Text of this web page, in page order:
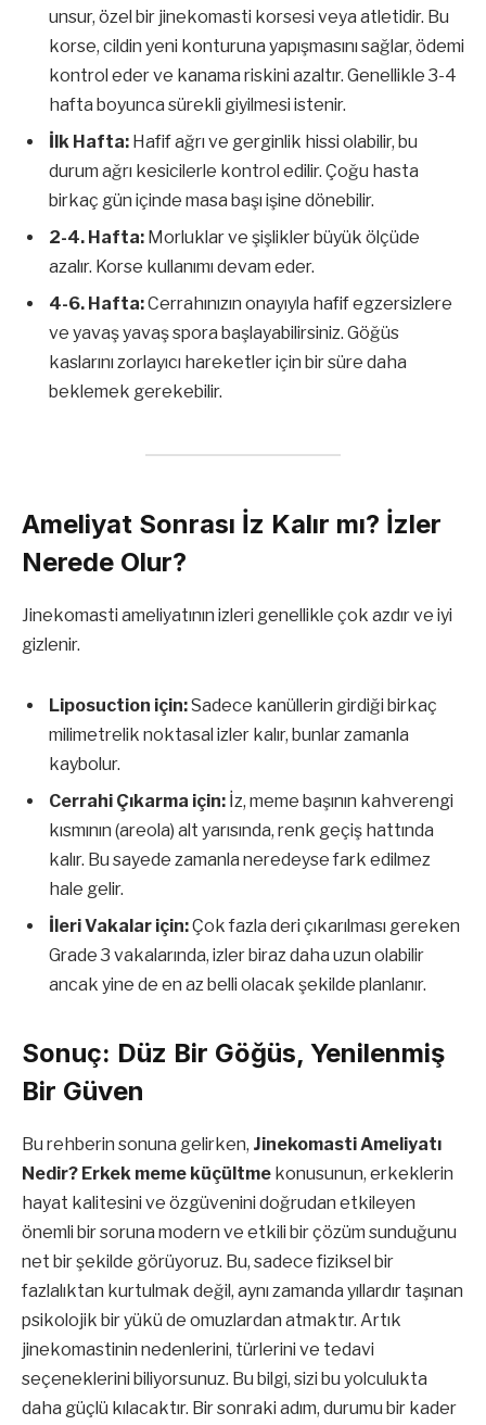
unsur, özel bir jinekomasti korsesi veya atletidir. Bu
korse, cildin yeni konturuna yapışmasını sağlar, ödemi
kontrol eder ve kanama riskini azaltır. Genellikle 3-4
hafta boyunca sürekli giyilmesi istenir.
İlk Hafta: Hafif ağrı ve gerginlik hissi olabilir, bu
durum ağrı kesicilerle kontrol edilir. Çoğu hasta
birkaç gün içinde masa başı işine dönebilir.
2-4. Hafta: Morluklar ve şişlikler büyük ölçüde
azalır. Korse kullanımı devam eder.
4-6. Hafta:Cerrahınızın onayıyla hafif egzersizlere
ve yavaş yavaş spora başlayabilirsiniz. Göğüs
kaslarını zorlayıcı hareketler için bir süre daha
beklemek gerekebilir.
Ameliyat Sonrası İz Kalır mı? İzler
Nerede Olur?
Jinekomasti ameliyatının izleri genellikle çok azdır ve iyi
gizlenir.
Liposuction için:Sadece kanüllerin girdiği birkaç
milimetrelik noktasal izler kalır, bunlar zamanla
kaybolur.
Cerrahi Çıkarma için: İz, meme başının kahverengi
kısmının (areola) alt yarısında, renk geçiş hattında
kalır. Bu sayede zamanla neredeyse fark edilmez
hale gelir.
İleri Vakalar için:Çok fazla deri çıkarılması gereken
Grade 3 vakalarında, izler biraz daha uzun olabilir
ancak yine de en az belli olacak şekilde planlanır.
Sonuç: Düz Bir Göğüs, Yenilenmiş
Bir Güven
Bu rehberin sonuna gelirken, Jinekomasti Ameliyatı
Nedir? Erkek meme küçültme konusunun, erkeklerin
hayat kalitesini ve özgüvenini doğrudan etkileyen
önemli bir soruna modern ve etkili bir çözüm sunduğunu
net bir şekilde görüyoruz. Bu, sadece fiziksel bir
fazlalıktan kurtulmak değil, aynı zamanda yıllardır taşınan
psikolojik bir yükü de omuzlardan atmaktır. Artık
jinekomastinin nedenlerini, türlerini ve tedavi
seçeneklerini biliyorsunuz. Bu bilgi, sizi bu yolculukta
daha güçlü kılacaktır. Bir sonraki adım, durumu bir kader